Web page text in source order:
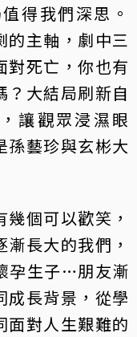
得我們深思。
的主軸，劇中三
對死亡，你也有
？大結局刷新自
讓觀眾浸濕眼
孫藝珍與玄彬大
個可以歡笑，
長大的我們，
孕生子…朋友漸
成長背景，從學
面對人生艱難的